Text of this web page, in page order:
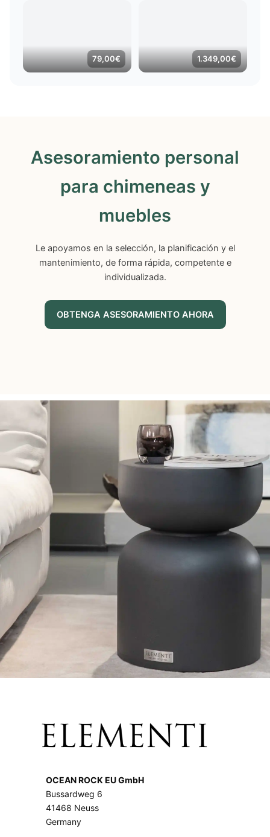
4.109,99€
79,00€ 1.349,00€
Asesoramiento personal
para chimeneas y
muebles
Le apoyamos en la selección, la planificación y el
mantenimiento, de forma rápida, competente e
individualizada.
OBTENGA ASESORAMIENTO AHORA
OCEAN ROCK EU GmbH
Bussardweg 6
41468 Neuss
Germany